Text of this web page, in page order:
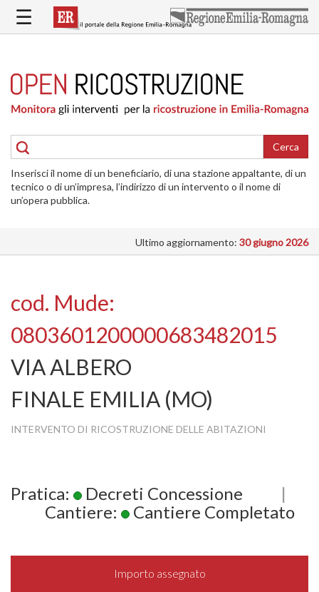
contenuto
RICOSTRUZIONE
PUBBLICA
DELLE
ABITAZIONI
RICOSTRUZIONE
ATTIVITÀ
INTERVENTI
SI
☰
Cerca
Inserisci il nome di un beneficiario, di una stazione appaltante, di un
tecnico o di un’impresa, l’indirizzo di un intervento o il nome di
un’opera pubblica.
Ultimo aggiornamento: 30 giugno 2026
cod. Mude:
0803601200000683482015
VIA ALBERO
FINALE EMILIA (MO)
INTERVENTO DI RICOSTRUZIONE DELLE ABITAZIONI
Pratica: Decreti Concessione
|
Cantiere:
Cantiere Completato
Importo assegnato